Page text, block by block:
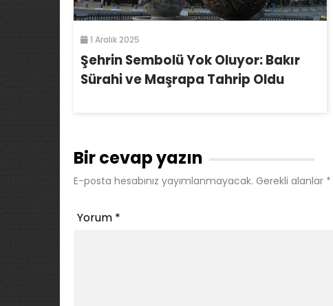
1 Aralık 2025
Şehrin Sembolü Yok Oluyor: Bakır
Sürahi ve Maşrapa Tahrip Oldu
Bir cevap yazın
E-posta hesabınız yayımlanmayacak. Gerekli alanlar *
Yorum *